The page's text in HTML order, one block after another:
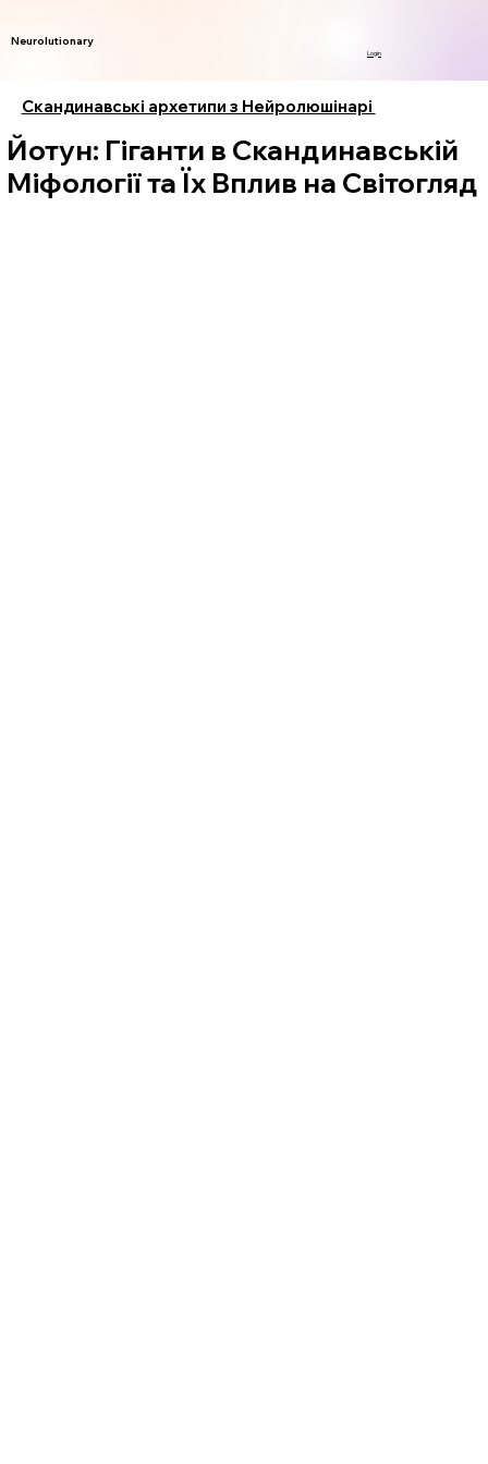
Neurolutionary
Login
Скандинавські архетипи з Нейролюшінарі
Йотун: Гіганти в Скандинавській
Міфології та Їх Вплив на Світогляд